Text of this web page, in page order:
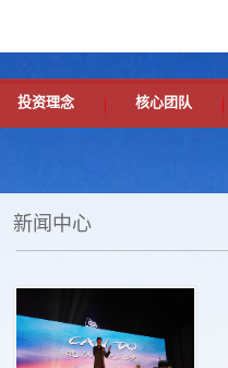
投资理念 核心团队
新闻中心